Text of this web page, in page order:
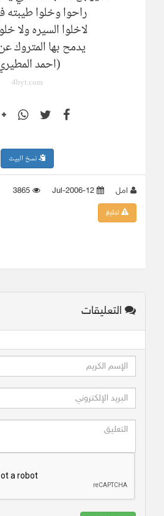
راحوا وخلوا
لاخلوا السيره ولا
يدمح بها المتروك
(احمد
4byt.com
نسخ البيت
امل
تبليغ
التعليقات